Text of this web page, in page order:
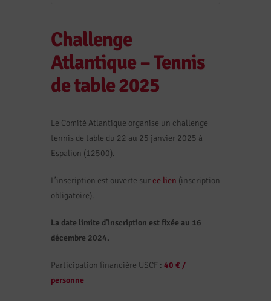
Challenge
Atlantique – Tennis
de table 2025
Le Comité Atlantique organise un challenge
tennis de table du 22 au 25 janvier 2025 à
Espalion (12500).
L’inscription est ouverte surce lien (inscription
obligatoire).
La date limite d’inscription est fixée au 16
décembre 2024.
Participation financière USCF : 40 € /
personne